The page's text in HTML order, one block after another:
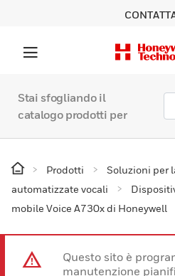
Stai sfogliando il
catalogo prodotti per
Prodotti Soluzioni per
automatizzate vocali
mobile Voice A730x di Honeywell
Questo sito è
manutenzione